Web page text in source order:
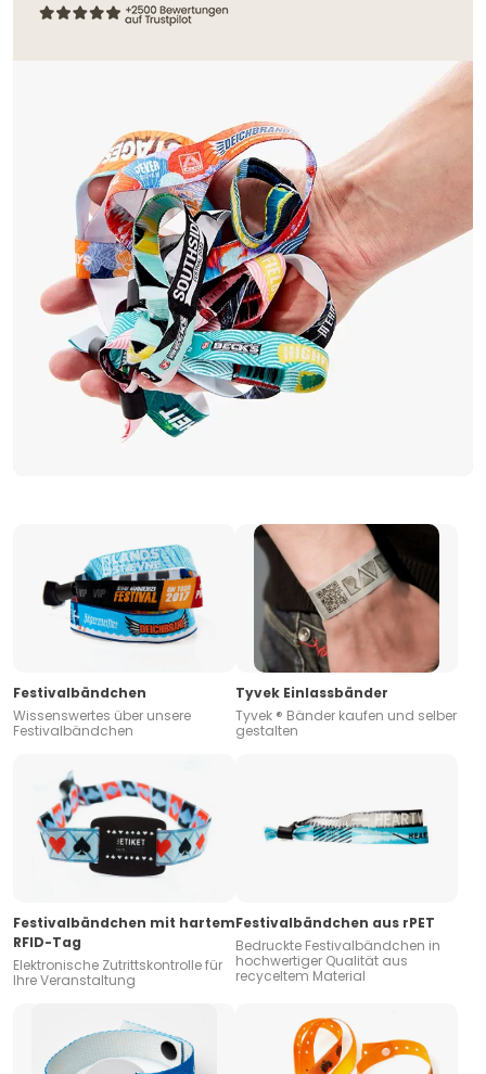
Festivalbändchen
Wissenswertes über unsere
Festivalbändchen
Tyvek Einlassbänder
Tyvek ® Bänder kaufen und selber
gestalten
Festivalbändchen mit hartem
RFID-Tag
Elektronische Zutrittskontrolle für
Ihre Veranstaltung
Festivalbändchen aus rPET
Bedruckte Festivalbändchen in
hochwertiger Qualität aus
recyceltem Material